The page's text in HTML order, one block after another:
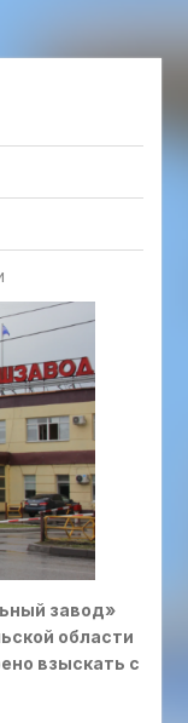
завод»
области
взыскать с